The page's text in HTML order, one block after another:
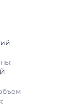
МСК
МСК